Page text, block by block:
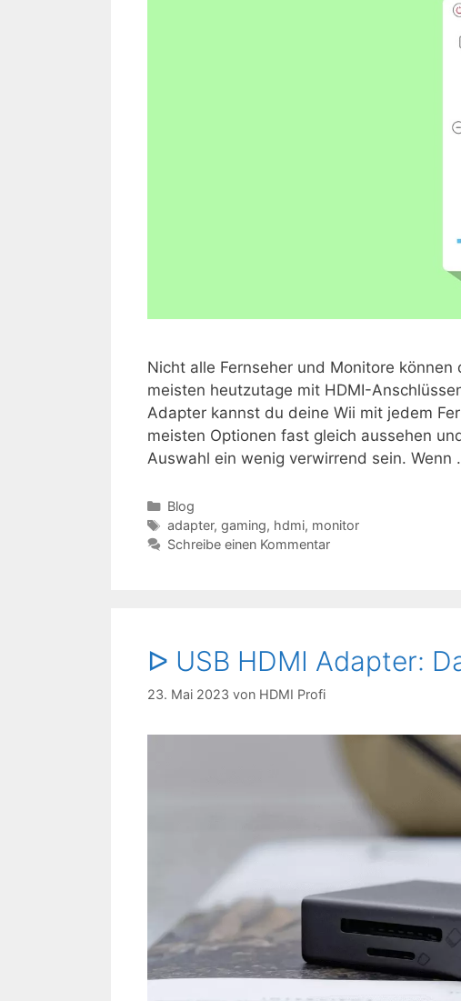
Nicht alle Fernseher und Monitore
meisten heutzutage mit HDMI-
Adapter kannst du deine Wii mit jedem
meisten Optionen fast gleich aussehen
Auswahl ein wenig verwirrend sein. Wenn
Kategorien
Blog
Schlagwörter
adapter, gaming, hdmi, monitor
Schreibe einen Kommentar
ᐅ USB HDMI Adapter:
23. Mai 2023 von HDMI Profi